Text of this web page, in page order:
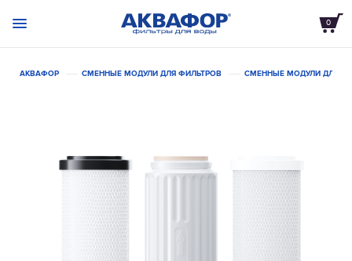
0
АКВАФОР СМЕННЫЕ МОДУЛИ ДЛЯ ФИЛЬТРОВ СМЕННЫЕ МОДУЛИ ДЛЯ